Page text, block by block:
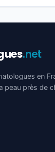
.net
en
peau près de